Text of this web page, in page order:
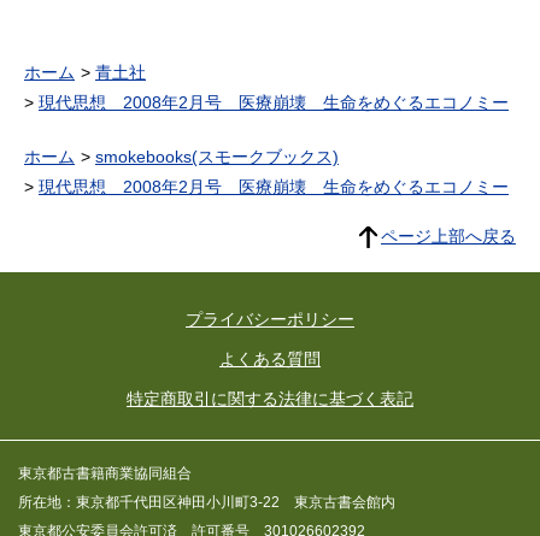
ホーム
青土社
現代思想 2008年2月号 医療崩壊 生命をめぐるエコノミー
ホーム
smokebooks(スモークブックス)
現代思想 2008年2月号 医療崩壊 生命をめぐるエコノミー
ページ上部へ戻る
プライバシーポリシー
よくある質問
特定商取引に関する法律に基づく表記
東京都古書籍商業協同組合
所在地：東京都千代田区神田小川町3-22 東京古書会館内
東京都公安委員会許可済 許可番号 301026602392